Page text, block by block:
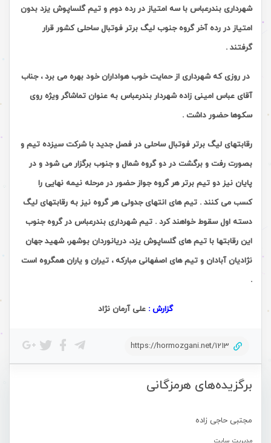
برگزیده‌های هرمزگانی
مجتبی حاجی زاده
مدیریت سایت
شهرداری بندرعباس با سه امتیاز در رده دوم و تیم گلساپوش یزد بدون
امتیاز در رده آخر گروه جنوب لیگ برتر فوتبال ساحلی کشور قرار
گرفتند .
در روزی که شهرداری از حمایت خوب هواداران خود بهره می برد ، جناب
آقای عباس امینی زاده شهردار بندرعباس به عنوان تماشاگر ویژه روی
سکوها حضور داشت .
رقابتهای لیگ برتر فوتبال ساحلی در فصل جدید با شرکت سیزده تیم و
بصورت رفت و برگشت در دو گروه شمال و جنوب برگزار می شود و در
پایان نیز دو تیم برتر هر گروه جواز حضور در مرحله نیمه نهایی را
کسب می کنند . تیم های انتهای جدولی هر گروه نیز به رقابتهای لیگ
دسته اول سقوط خواهند کرد . تیم شهرداری بندرعباس در گروه جنوب
این رقابتها با تیم های گلساپوش یزد، دریانوردان بوشهر، شهید جهان
نژادیان آبادان و تیم های اصفهانی مبارکه ، تیران و یاران همگروه است
.
گزارش : علی آرمان نژاد
https://hormozgani.net/1213